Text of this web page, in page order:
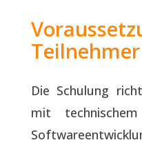
Teilnehmer
Die Schulung
mit